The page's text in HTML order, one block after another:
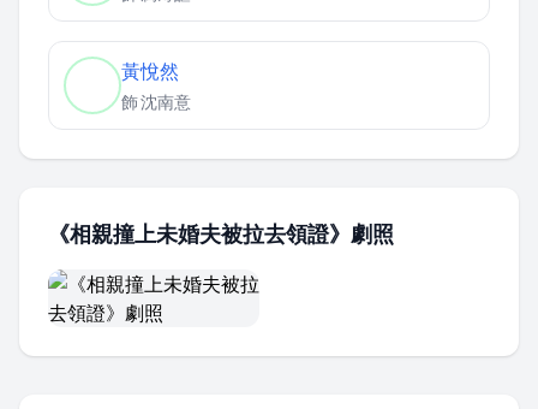
黃悅然
飾沈南意
《相親撞上未婚夫被拉去領證》劇照